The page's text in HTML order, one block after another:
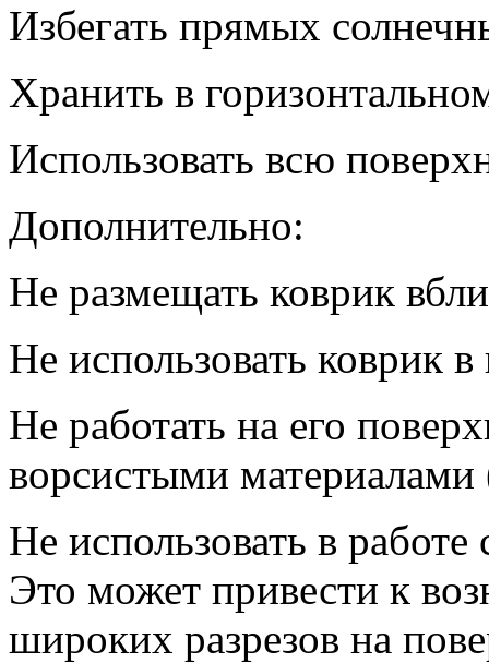
Избегать прямых
Хранить в
Использовать всю
Дополнительно:
Не размещать коврик
Не использовать коврик
Не работать на его
ворсистыми
Не использовать в
Это может привести к
широких разрезов на